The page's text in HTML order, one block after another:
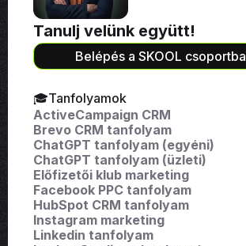
Tanulj velünk együtt!
Belépés a SKOOL csoportba
🎓Tanfolyamok
ActiveCampaign CRM
Brevo CRM tanfolyam
ChatGPT tanfolyam (egyéni)
ChatGPT tanfolyam (üzleti)
Előfizetői klub marketing
Facebook PPC tanfolyam
HubSpot CRM tanfolyam
Instagram marketing
Linkedin tanfolyam